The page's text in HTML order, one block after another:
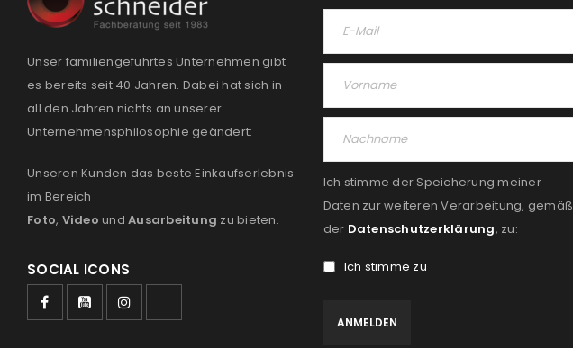
Unser familiengeführtes Unternehmen gibt
es bereits seit 40 Jahren. Dabei hat sich in
all den Jahren nichts an unserer
Unternehmensphilosophie geändert:
Unseren Kunden das beste Einkaufserlebnis
im Bereich
Foto, Video und Ausarbeitung zu bieten.
SOCIAL ICONS
Ich stimme der Speicherung meiner
Daten zur weiteren Verarbeitung, gemäß
der Datenschutzerklärung, zu:
Ich stimme zu